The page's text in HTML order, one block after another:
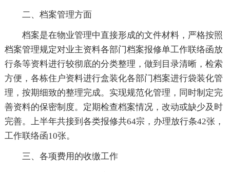
二、档案管理方面
档案是在物业管理中直接形成的文件材料，严格按照
档案管理规定对业主资料各部门档案报修单工作联络函放
行条等资料进行较彻底的分类整理，做到目录清晰，检索
方便，各栋住户资料进行盒装化各部门档案进行袋装化管
理，按期细致的整理完成。实现规范化管理，同时制定完
善资料的保密制度。定期检查档案情况，改动或缺少及时
完善。上半年共接到各类报修共64宗，办理放行条42张，
工作联络函10张。
三、各项费用的收缴工作